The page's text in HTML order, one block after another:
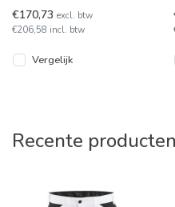
soepele 4-weg
stretchstof, geventileerde
knie
€170,73 excl. btw
€206,58 incl. btw
Vergelijk
Recente producten